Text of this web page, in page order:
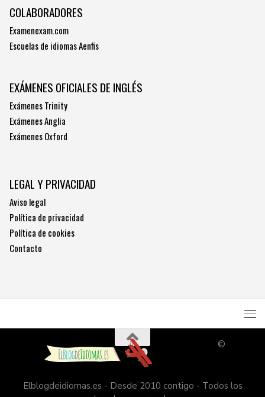
COLABORADORES
Examenexam.com
Escuelas de idiomas Aenfis
EXÁMENES OFICIALES DE INGLÉS
Exámenes Trinity
Exámenes Anglia
Exámenes Oxford
LEGAL Y PRIVACIDAD
Aviso legal
Política de privacidad
Política de cookies
Contacto
©
Elblogdeidiomas.es - Desde 2010 contigo - Todos los